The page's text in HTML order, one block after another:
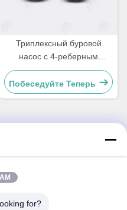
Триплексный буровой
насос с 4-реберным
клапаном и седлом
Supreme
Побеседуйте Теперь
Провинция Шаньдун,
for?